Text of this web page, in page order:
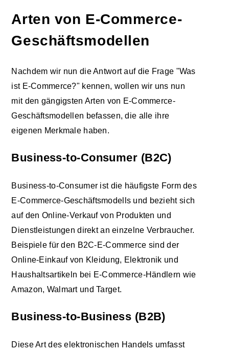
Arten von E-Commerce-
Geschäftsmodellen
Nachdem wir nun die Antwort auf die Frage "Was
ist E-Commerce?" kennen, wollen wir uns nun
mit den gängigsten Arten von E-Commerce-
Geschäftsmodellen befassen, die alle ihre
eigenen Merkmale haben.
Business-to-Consumer (B2C)
Business-to-Consumer ist die häufigste Form des
E-Commerce-Geschäftsmodells und bezieht sich
auf den Online-Verkauf von Produkten und
Dienstleistungen direkt an einzelne Verbraucher.
Beispiele für den B2C-E-Commerce sind der
Online-Einkauf von Kleidung, Elektronik und
Haushaltsartikeln bei E-Commerce-Händlern wie
Amazon, Walmart und Target.
Business-to-Business (B2B)
Diese Art des elektronischen Handels umfasst